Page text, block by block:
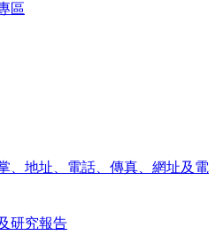
區
、地址、電話、傳真、網址及電
研究報告